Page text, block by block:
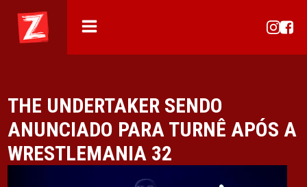
THE UNDERTAKER SENDO
ANUNCIADO PARA TURNÊ APÓS A
WRESTLEMANIA 32